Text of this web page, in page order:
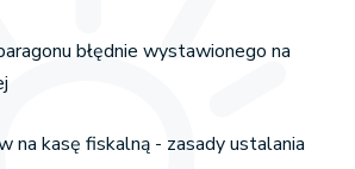
błędnie wystawionego na
na kasę fiskalną - zasady ustalania